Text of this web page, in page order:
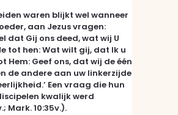
waren blijkt wel wanneer
aan Jezus vragen:
dat Gij ons deed, wat wij U
tot hen: Wat wilt gij, dat Ik u
Hem: Geef ons, dat wij de één
de andere aan uw linkerzijde
Een vraag die hun
kwalijk werd
Mark. 10:35v.).